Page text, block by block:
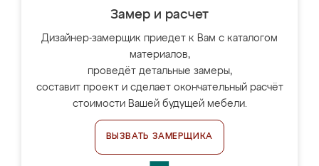
Замер и расчет
Дизайнер-замерщик приедет к Вам с каталогом
материалов,
проведёт детальные замеры,
составит проект и сделает окончательный расчёт
стоимости Вашей будущей мебели.
ВЫЗВАТЬ ЗАМЕРЩИКА